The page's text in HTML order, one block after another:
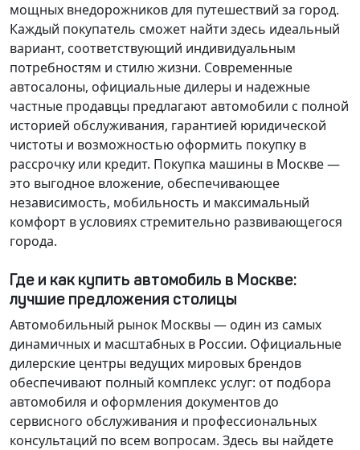
мощных внедорожников для путешествий за город.
Каждый покупатель сможет найти здесь идеальный
вариант, соответствующий индивидуальным
потребностям и стилю жизни. Современные
автосалоны, официальные дилеры и надежные
частные продавцы предлагают автомобили с полной
историей обслуживания, гарантией юридической
чистоты и возможностью оформить покупку в
рассрочку или кредит. Покупка машины в Москве —
это выгодное вложение, обеспечивающее
независимость, мобильность и максимальный
комфорт в условиях стремительно развивающегося
города.
Где и как купить автомобиль в Москве:
лучшие предложения столицы
Автомобильный рынок Москвы — один из самых
динамичных и масштабных в России. Официальные
дилерские центры ведущих мировых брендов
обеспечивают полный комплекс услуг: от подбора
автомобиля и оформления документов до
сервисного обслуживания и профессиональных
консультаций по всем вопросам. Здесь вы найдете